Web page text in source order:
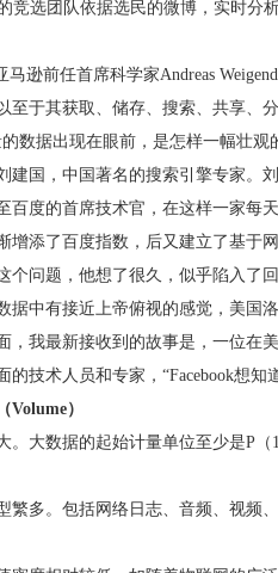
竞选团队依据选民的微博，实时分
马逊前任首席科学家Andreas
至于其获取、储存、搜索、共享、
数据出现在眼前，是怎样一幅壮
建国，中国著名的搜索引擎专家。
百度的首席技术官，在这样一家每
增添了百度指数，后又建立了基于
个问题，他想了很久，似乎陷入了
据中有接近上帝俯视的感觉，美国
，我最新接收到的故事是，一位在
的技术人员和专家，“Facebook想
Volume）
。大数据的起始计量单位至少是P（
繁多。包括网络日志、音频、视频